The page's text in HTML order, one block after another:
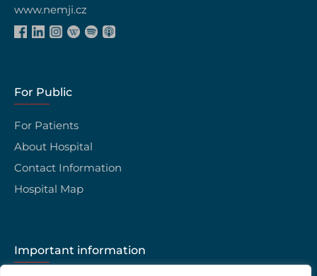
www.nemji.cz
For Public
For Patients
About Hospital
Contact Information
Hospital Map
Important information